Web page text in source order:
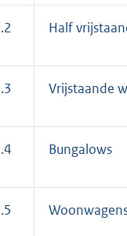
Half
Vrijstaande
Bungalows